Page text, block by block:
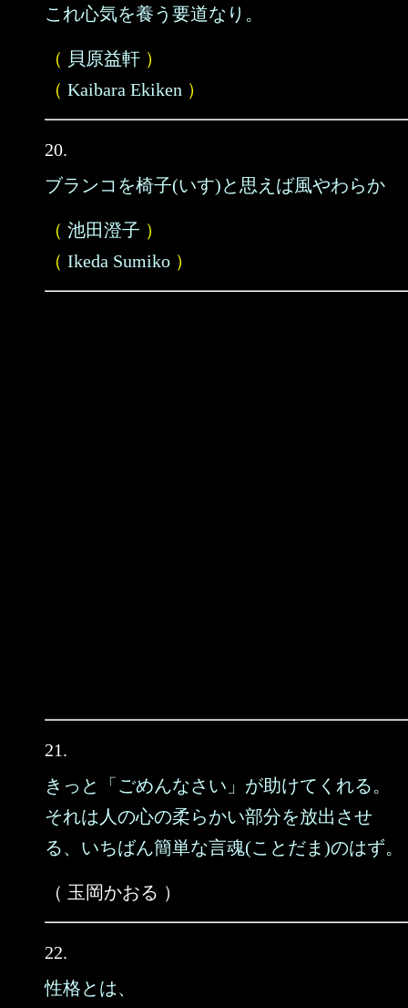
これ心気を養う要道なり。
（ 貝原益軒 ）
（ Kaibara Ekiken ）
20.
ブランコを椅子(いす)と思えば風やわらか
（ 池田澄子 ）
（ Ikeda Sumiko ）
21.
きっと「ごめんなさい」が助けてくれる。
それは人の心の柔らかい部分を放出させ
る、いちばん簡単な言魂(ことだま)のはず。
（ 玉岡かおる ）
22.
性格とは、